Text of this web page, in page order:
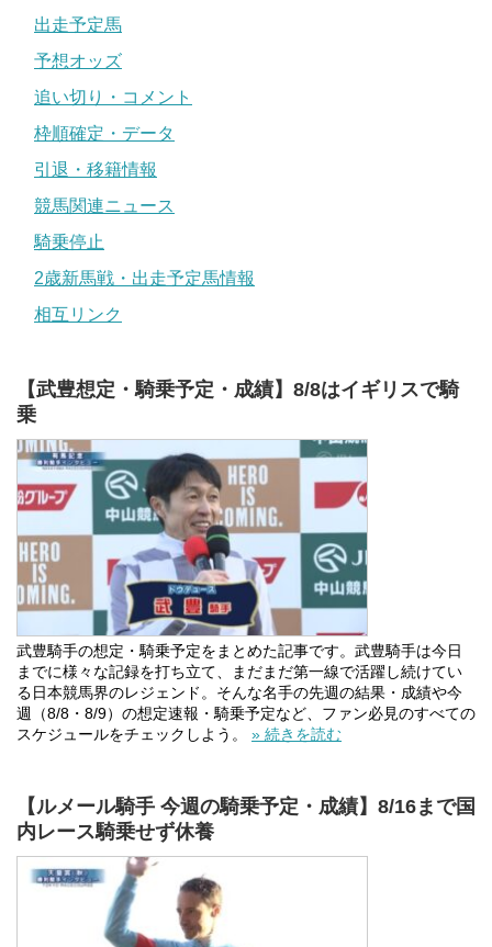
出走予定馬
予想オッズ
追い切り・コメント
枠順確定・データ
引退・移籍情報
競馬関連ニュース
騎乗停止
2歳新馬戦・出走予定馬情報
相互リンク
【武豊想定・騎乗予定・成績】8/8はイギリスで騎
乗
武豊騎手の想定・騎乗予定をまとめた記事です。武豊騎手は今日
までに様々な記録を打ち立て、まだまだ第一線で活躍し続けてい
る日本競馬界のレジェンド。そんな名手の先週の結果・成績や今
週（8/8・8/9）の想定速報・騎乗予定など、ファン必見のすべての
スケジュールをチェックしよう。 » 続きを読む
【ルメール騎手 今週の騎乗予定・成績】8/16まで国
内レース騎乗せず休養